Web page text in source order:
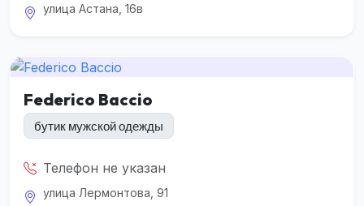
улица Астана, 16в
Federico Baccio
бутик мужской одежды
Телефон не указан
улица Лермонтова, 91